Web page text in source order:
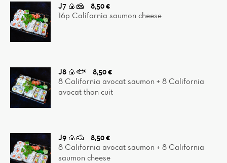
J7 🍙🧀
8,50 €
16p California saumon cheese
J8 🍙🐟
8,50 €
8 California avocat saumon + 8 California
avocat thon cuit
J9 🍙🧀
8,50 €
8 California avocat saumon + 8 California
saumon cheese